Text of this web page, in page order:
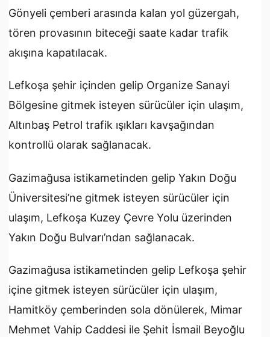
Gönyeli çemberi arasında kalan yol güzergah,
tören provasının biteceği saate kadar trafik
akışına kapatılacak.
Lefkoşa şehir içinden gelip Organize Sanayi
Bölgesine gitmek isteyen sürücüler için ulaşım,
Altınbaş Petrol trafik ışıkları kavşağından
kontrollü olarak sağlanacak.
Gazimağusa istikametinden gelip Yakın Doğu
Üniversitesi’ne gitmek isteyen sürücüler için
ulaşım, Lefkoşa Kuzey Çevre Yolu üzerinden
Yakın Doğu Bulvarı’ndan sağlanacak.
Gazimağusa istikametinden gelip Lefkoşa şehir
içine gitmek isteyen sürücüler için ulaşım,
Hamitköy çemberinden sola dönülerek, Mimar
Mehmet Vahip Caddesi ile Şehit İsmail Beyoğlu